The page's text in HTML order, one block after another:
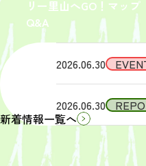
リー里山へGO！マップ
Q&A
新着情報一覧へ
2026.06.30
2026.06.30